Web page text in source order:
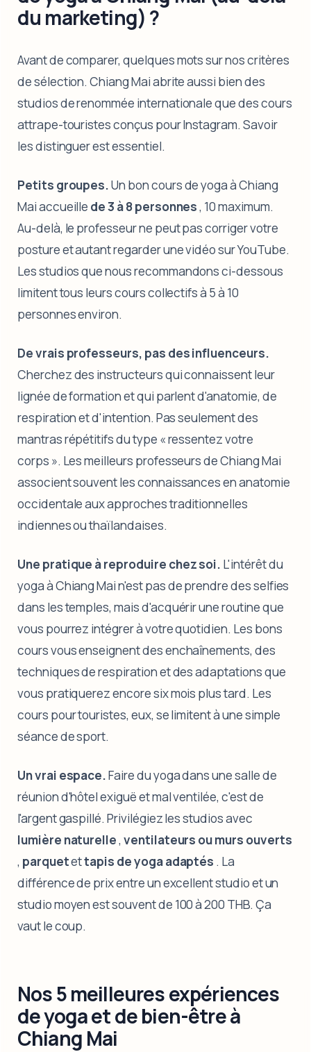
du marketing) ?
Avant de comparer, quelques mots sur nos critères
de sélection. Chiang Mai abrite aussi bien des
studios de renommée internationale que des cours
attrape-touristes conçus pour Instagram. Savoir
les distinguer est essentiel.
Petits groupes.Un bon cours de yoga à Chiang
Mai accueille de 3 à 8 personnes, 10 maximum.
Au-delà, le professeur ne peut pas corriger votre
posture et autant regarder une vidéo sur YouTube.
Les studios que nous recommandons ci-dessous
limitent tous leurs cours collectifs à 5 à 10
personnes environ.
De vrais professeurs, pas des influenceurs.
Cherchez des instructeurs qui connaissent leur
lignée de formation et qui parlent d'anatomie, de
respiration et d'intention. Pas seulement des
mantras répétitifs du type « ressentez votre
corps ». Les meilleurs professeurs de Chiang Mai
associent souvent les connaissances en anatomie
occidentale aux approches traditionnelles
indiennes ou thaïlandaises.
Une pratique à reproduire chez soi. L'intérêt du
yoga à Chiang Mai n'est pas de prendre des selfies
dans les temples, mais d'acquérir une routine que
vous pourrez intégrer à votre quotidien. Les bons
cours vous enseignent des enchaînements, des
techniques de respiration et des adaptations que
vous pratiquerez encore six mois plus tard. Les
cours pour touristes, eux, se limitent à une simple
séance de sport.
Un vrai espace.Faire du yoga dans une salle de
réunion d'hôtel exiguë et mal ventilée, c'est de
l'argent gaspillé. Privilégiez les studios avec
lumière naturelle, ventilateurs ou murs ouverts
, parquetettapis de yoga adaptés . La
différence de prix entre un excellent studio et un
studio moyen est souvent de 100 à 200 THB. Ça
vaut le coup.
Nos 5 meilleures expériences
de yoga et de bien-être à
Chiang Mai